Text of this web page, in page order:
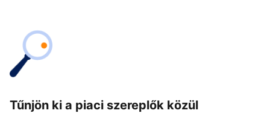
Tűnjön ki a piaci szereplők közül